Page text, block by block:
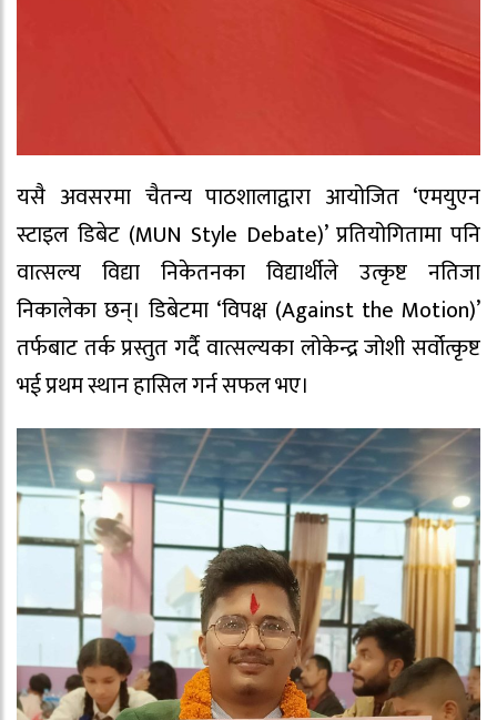
‍यसै अवसरमा चैतन्य पाठशालाद्वारा आयोजित ‘एमयुएन
स्टाइल डिबेट (MUN Style Debate)’ प्रतियोगितामा पनि
वात्सल्य विद्या निकेतनका विद्यार्थीले उत्कृष्ट नतिजा
निकालेका छन्। डिबेटमा ‘विपक्ष (Against the Motion)’
तर्फबाट तर्क प्रस्तुत गर्दै वात्सल्यका लोकेन्द्र जोशी सर्वोत्कृष्ट
भई प्रथम स्थान हासिल गर्न सफल भए।